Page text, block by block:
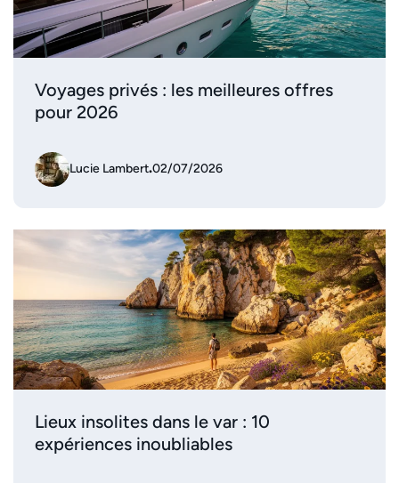
Voyages privés : les meilleures offres
pour 2026
Lucie Lambert.02/07/2026
Lieux insolites dans le var : 10
expériences inoubliables